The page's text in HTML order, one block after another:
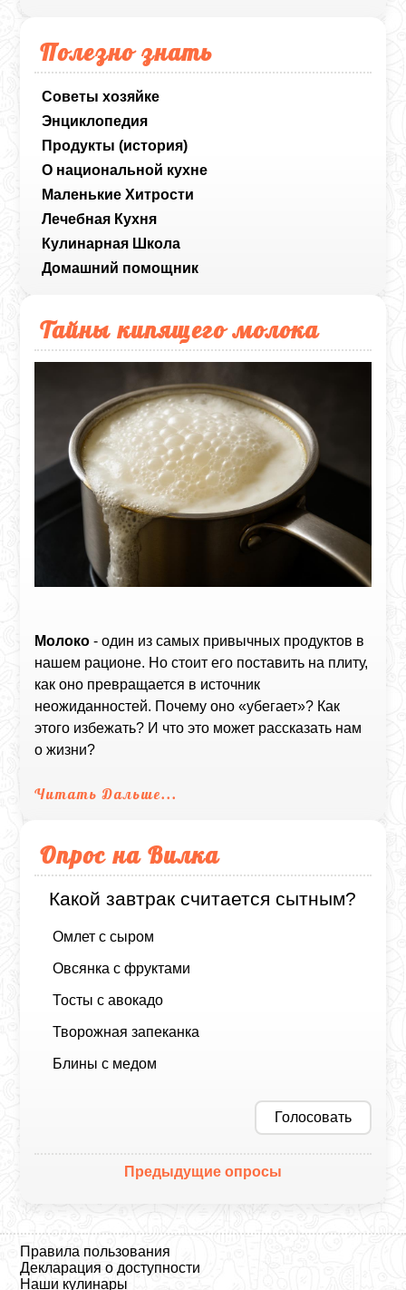
Полезно знать
Советы хозяйке
Энциклопедия
Продукты (история)
О национальной кухне
Маленькие Хитрости
Лечебная Кухня
Кулинарная Школа
Домашний помощник
Тайны кипящего молока
Молоко - один из самых привычных продуктов в
нашем рационе. Но стоит его поставить на плиту,
как оно превращается в источник
неожиданностей. Почему оно «убегает»? Как
этого избежать? И что это может рассказать нам
о жизни?
Читать Дальше...
Опрос на Вилка
Какой завтрак считается сытным?
Омлет с сыром
Овсянка с фруктами
Тосты с авокадо
Творожная запеканка
Блины с медом
Голосовать
Предыдущие опросы
Правила пользования
Декларация о доступности
Наши кулинары